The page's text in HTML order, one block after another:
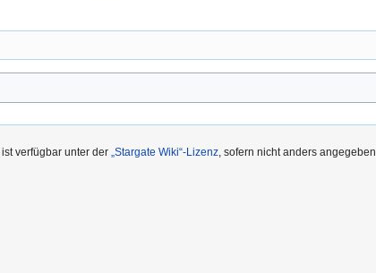
verfügbar unter der „Stargate Wiki“-Lizenz , sofern nicht anders angegeben.